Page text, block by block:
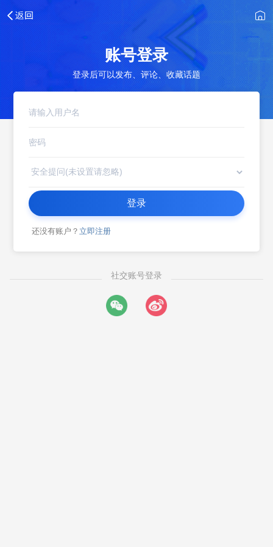
账号登录
登录后可以发布、评论、收藏话题
登录
还没有账户？ 立即注册
社交账号登录